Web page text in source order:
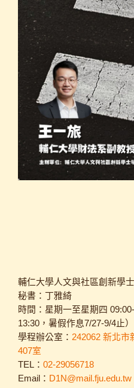
輔仁大學人文與社區創新學
秘書：丁雅綺
時間：星期一至星期四
13:30，暑假作息7/27-9/4止）
學程辦公室： 242062 新北市
407室
TEL： 02-29056718
Email： D1N@mail.fju.edu.tw